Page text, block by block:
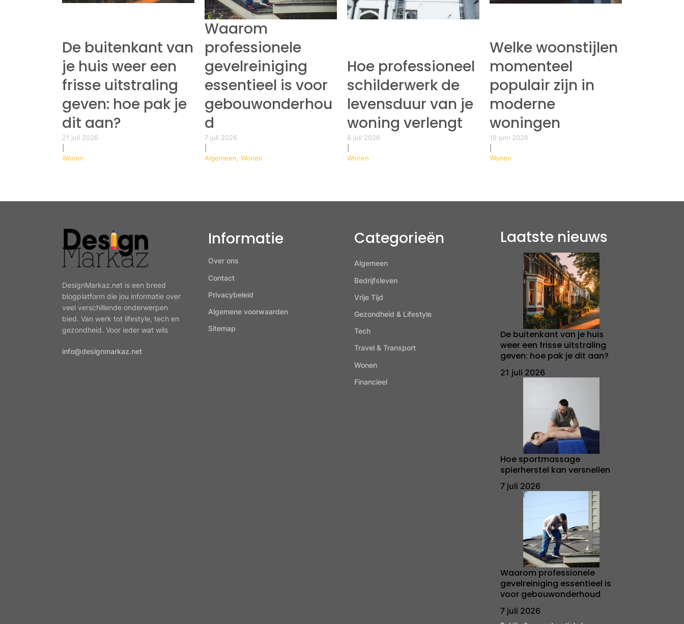
De buitenkant van
je huis weer een
frisse uitstraling
geven: hoe pak je
dit aan?
21 juli 2026
Wonen
Waarom
professionele
gevelreiniging
essentieel is voor
gebouwonderhou
d
7 juli 2026
Algemeen, Wonen
Hoe professioneel
schilderwerk de
levensduur van je
woning verlengt
6 juli 2026
Wonen
Welke woonstijlen
momenteel
populair zijn in
moderne
woningen
18 juni 2026
Wonen
DesignMarkaz.net is een breed
blogplatform die jou informatie over
veel verschillende onderwerpen
bied. Van werk tot lifestyle, tech en
gezondheid. Voor ieder wat wils
info@designmarkaz.net
Informatie
Over ons
Contact
Privacybeleid
Algemene voorwaarden
Sitemap
Categorieën
Algemeen
Bedrijfsleven
Vrije Tijd
Gezondheid & Lifestyle
Tech
Travel & Transport
Wonen
Financieel
Laatste nieuws
De buitenkant van je huis
weer een frisse uitstraling
geven: hoe pak je dit aan?
21 juli 2026
Hoe sportmassage
spierherstel kan versnellen
7 juli 2026
Waarom professionele
gevelreiniging essentieel is
voor gebouwonderhoud
7 juli 2026